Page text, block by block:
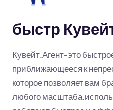
быстр
Кувейт.Агент-это
приближающееся к
которое позволяет вам
любого